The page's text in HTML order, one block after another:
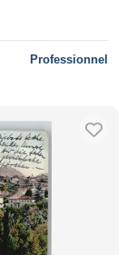
Professionnel